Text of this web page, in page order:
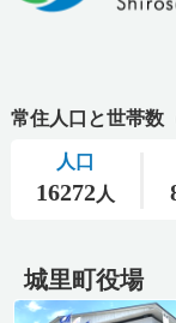
城里町役場